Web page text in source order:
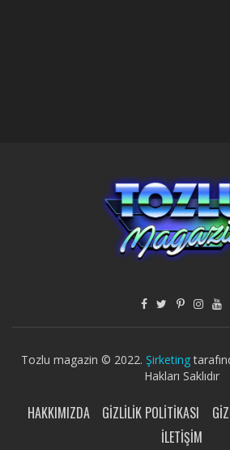
Tozlu magazin © 2022. Şirketing
Hakları Saklıdır
HAKKIMIZDA GIZLILIK POLITIKASI
İLETIŞIM